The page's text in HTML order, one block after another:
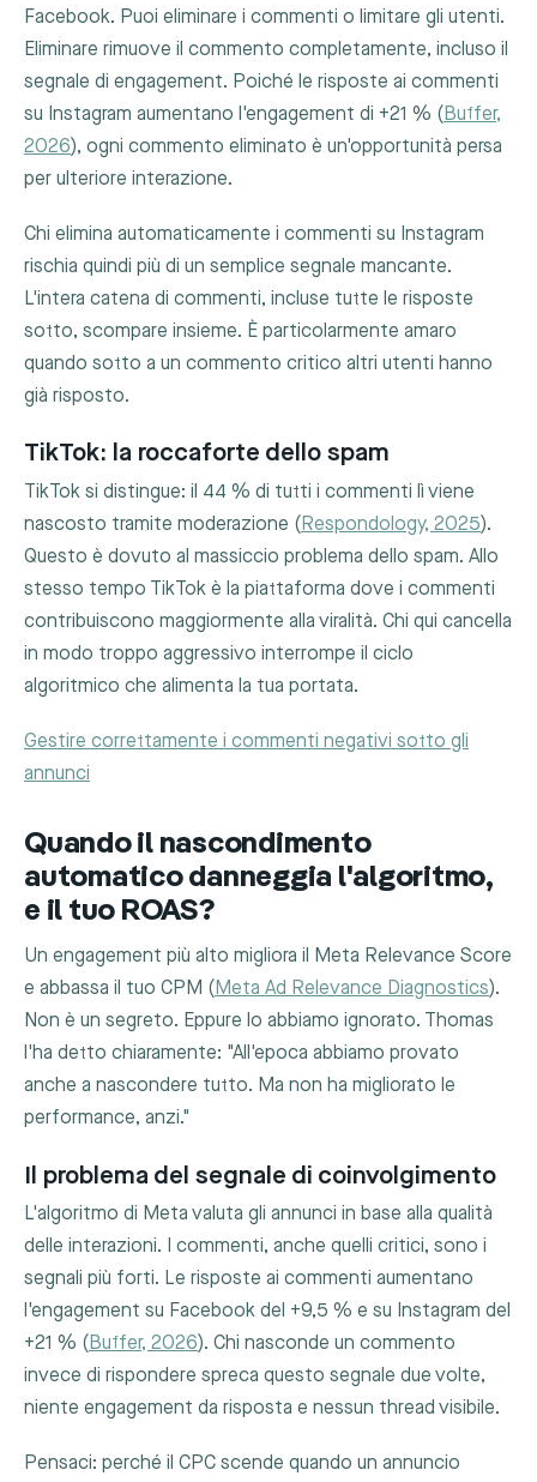
Facebook. Puoi eliminare i commenti o limitare gli utenti.
Eliminare rimuove il commento completamente, incluso il
segnale di engagement. Poiché le risposte ai commenti
su Instagram aumentano l'engagement di +21 % (Buffer,
2026), ogni commento eliminato è un'opportunità persa
per ulteriore interazione.
Chi elimina automaticamente i commenti su Instagram
rischia quindi più di un semplice segnale mancante.
L'intera catena di commenti, incluse tutte le risposte
sotto, scompare insieme. È particolarmente amaro
quando sotto a un commento critico altri utenti hanno
già risposto.
TikTok: la roccaforte dello spam
TikTok si distingue: il 44 % di tutti i commenti lì viene
nascosto tramite moderazione (Respondology, 2025).
Questo è dovuto al massiccio problema dello spam. Allo
stesso tempo TikTok è la piattaforma dove i commenti
contribuiscono maggiormente alla viralità. Chi qui cancella
in modo troppo aggressivo interrompe il ciclo
algoritmico che alimenta la tua portata.
Gestire correttamente i commenti negativi sotto gli
annunci
Quando il nascondimento
automatico danneggia l'algoritmo,
e il tuo ROAS?
Un engagement più alto migliora il Meta Relevance Score
e abbassa il tuo CPM (Meta Ad Relevance Diagnostics).
Non è un segreto. Eppure lo abbiamo ignorato. Thomas
l'ha detto chiaramente: "All'epoca abbiamo provato
anche a nascondere tutto. Ma non ha migliorato le
performance, anzi."
Il problema del segnale di coinvolgimento
L'algoritmo di Meta valuta gli annunci in base alla qualità
delle interazioni. I commenti, anche quelli critici, sono i
segnali più forti. Le risposte ai commenti aumentano
l'engagement su Facebook del +9,5 % e su Instagram del
+21 % (Buffer, 2026). Chi nasconde un commento
invece di rispondere spreca questo segnale due volte,
niente engagement da risposta e nessun thread visibile.
Pensaci: perché il CPC scende quando un annuncio